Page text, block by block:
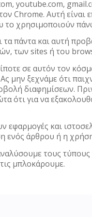
youtube.com,
Chrome. Αυτή είναι
το χρησιμοποιούν
πάντα και αυτή
των sites ή του
σε αυτόν τον
μην ξεχνάμε ότι
διαφημίσεων.
ότι για να
εφαρμογές και
ενός άρθρου ή η
τους
μπλοκάρουμε.